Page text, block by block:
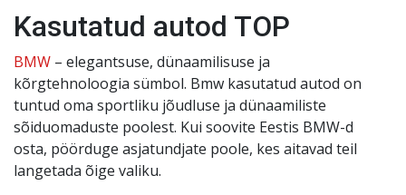
Kasutatud autod TOP
BMW – elegantsuse, dünaamilisuse ja
kõrgtehnoloogia sümbol. Bmw kasutatud autod on
tuntud oma sportliku jõudluse ja dünaamiliste
sõiduomaduste poolest. Kui soovite Eestis BMW-d
osta, pöörduge asjatundjate poole, kes aitavad teil
langetada õige valiku.